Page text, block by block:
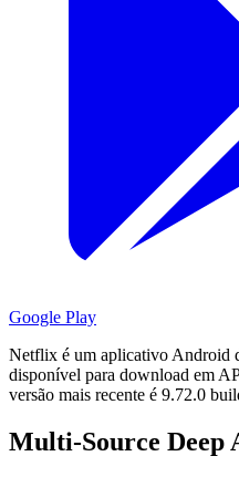
Google Play
Netflix é um aplicativo Android
disponível para download em
versão mais recente é 9.72.0
Multi-Source Deep